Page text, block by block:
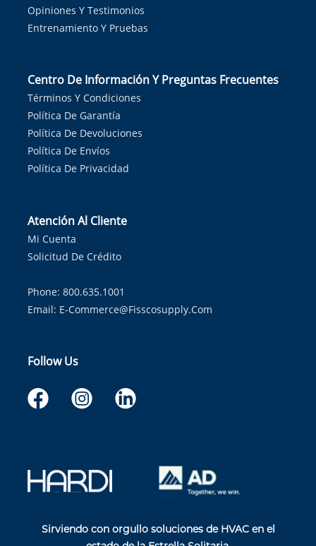
Opiniones Y Testimonios
Entrenamiento Y Pruebas
Centro De Información Y Preguntas Frecuentes
Términos Y Condiciones
Política De Garantía
Política De Devoluciones
Política De Envíos
Política De Privacidad
Atención Al Cliente
Mi Cuenta
Solicitud De Crédito
Phone: 800.635.1001
Email: E-Commerce@fisscosupply.com
Follow Us
Sirviendo con orgullo soluciones de HVAC en el